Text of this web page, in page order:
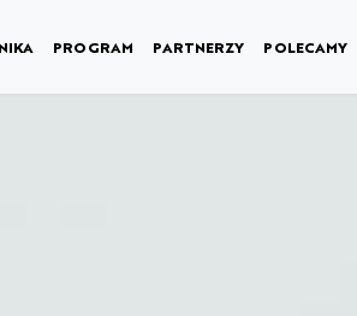
PROGRAM PARTNERZY POLECAMY